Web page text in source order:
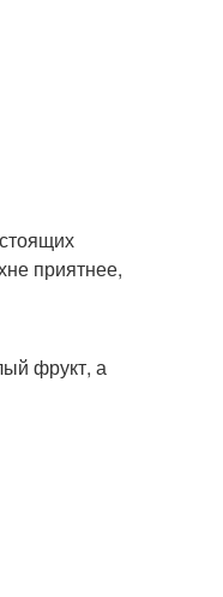
приятнее,
фрукт, а